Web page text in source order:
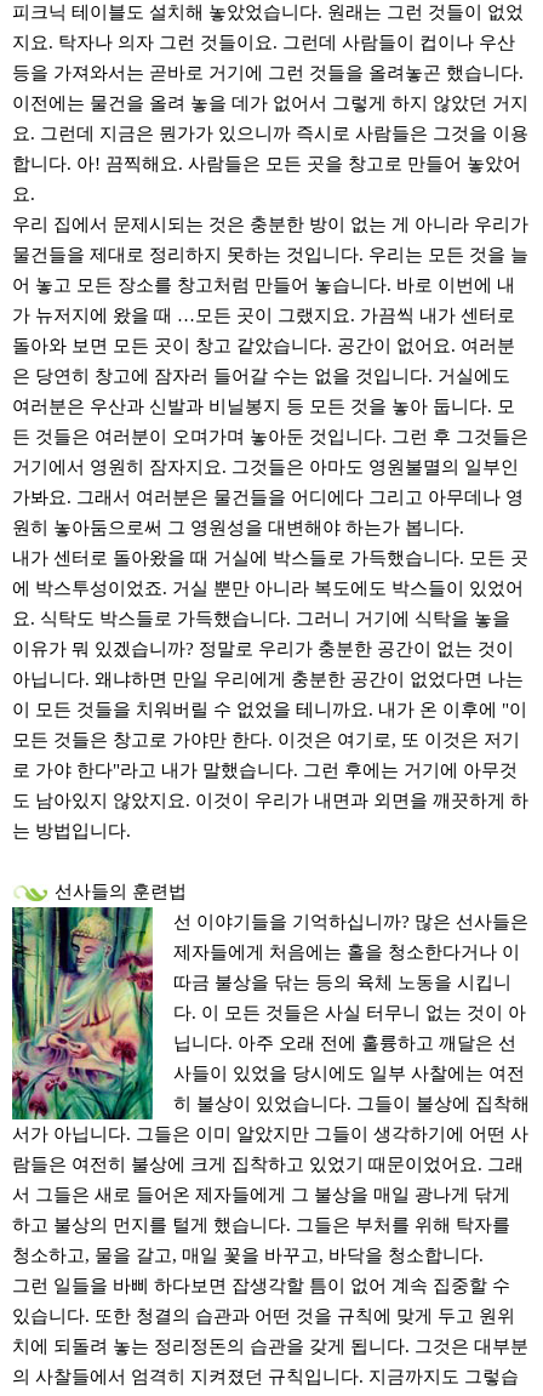
피크닉 테이블도 설치해 놓았었습니다. 원래는 그런 것들이 없었
지요. 탁자나 의자 그런 것들이요. 그런데 사람들이 컵이나 우산
등을 가져와서는 곧바로 거기에 그런 것들을 올려놓곤 했습니다.
이전에는 물건을 올려 놓을 데가 없어서 그렇게 하지 않았던 거지
요. 그런데 지금은 뭔가가 있으니까 즉시로 사람들은 그것을 이용
합니다. 아! 끔찍해요. 사람들은 모든 곳을 창고로 만들어 놓았어
요.
우리 집에서 문제시되는 것은 충분한 방이 없는 게 아니라 우리가
물건들을 제대로 정리하지 못하는 것입니다. 우리는 모든 것을 늘
어 놓고 모든 장소를 창고처럼 만들어 놓습니다. 바로 이번에 내
가 뉴저지에 왔을 때 …모든 곳이 그랬지요. 가끔씩 내가 센터로
돌아와 보면 모든 곳이 창고 같았습니다. 공간이 없어요. 여러분
은 당연히 창고에 잠자러 들어갈 수는 없을 것입니다. 거실에도
여러분은 우산과 신발과 비닐봉지 등 모든 것을 놓아 둡니다. 모
든 것들은 여러분이 오며가며 놓아둔 것입니다. 그런 후 그것들은
거기에서 영원히 잠자지요. 그것들은 아마도 영원불멸의 일부인
가봐요. 그래서 여러분은 물건들을 어디에다 그리고 아무데나 영
원히 놓아둠으로써 그 영원성을 대변해야 하는가 봅니다.
내가 센터로 돌아왔을 때 거실에 박스들로 가득했습니다. 모든 곳
에 박스투성이었죠. 거실 뿐만 아니라 복도에도 박스들이 있었어
요. 식탁도 박스들로 가득했습니다. 그러니 거기에 식탁을 놓을
이유가 뭐 있겠습니까? 정말로 우리가 충분한 공간이 없는 것이
아닙니다. 왜냐하면 만일 우리에게 충분한 공간이 없었다면 나는
이 모든 것들을 치워버릴 수 없었을 테니까요. 내가 온 이후에 "이
모든 것들은 창고로 가야만 한다. 이것은 여기로, 또 이것은 저기
로 가야 한다"라고 내가 말했습니다. 그런 후에는 거기에 아무것
도 남아있지 않았지요. 이것이 우리가 내면과 외면을 깨끗하게 하
는 방법입니다.
선사들의 훈련법
선 이야기들을 기억하십니까? 많은 선사들은
제자들에게 처음에는 홀을 청소한다거나 이
따금 불상을 닦는 등의 육체 노동을 시킵니
다. 이 모든 것들은 사실 터무니 없는 것이 아
닙니다. 아주 오래 전에 훌륭하고 깨달은 선
사들이 있었을 당시에도 일부 사찰에는 여전
히 불상이 있었습니다. 그들이 불상에 집착해
서가 아닙니다. 그들은 이미 알았지만 그들이 생각하기에 어떤 사
람들은 여전히 불상에 크게 집착하고 있었기 때문이었어요. 그래
서 그들은 새로 들어온 제자들에게 그 불상을 매일 광나게 닦게
하고 불상의 먼지를 털게 했습니다. 그들은 부처를 위해 탁자를
청소하고, 물을 갈고, 매일 꽃을 바꾸고, 바닥을 청소합니다.
그런 일들을 바삐 하다보면 잡생각할 틈이 없어 계속 집중할 수
있습니다. 또한 청결의 습관과 어떤 것을 규칙에 맞게 두고 원위
치에 되돌려 놓는 정리정돈의 습관을 갖게 됩니다. 그것은 대부분
의 사찰들에서 엄격히 지켜졌던 규칙입니다. 지금까지도 그렇습